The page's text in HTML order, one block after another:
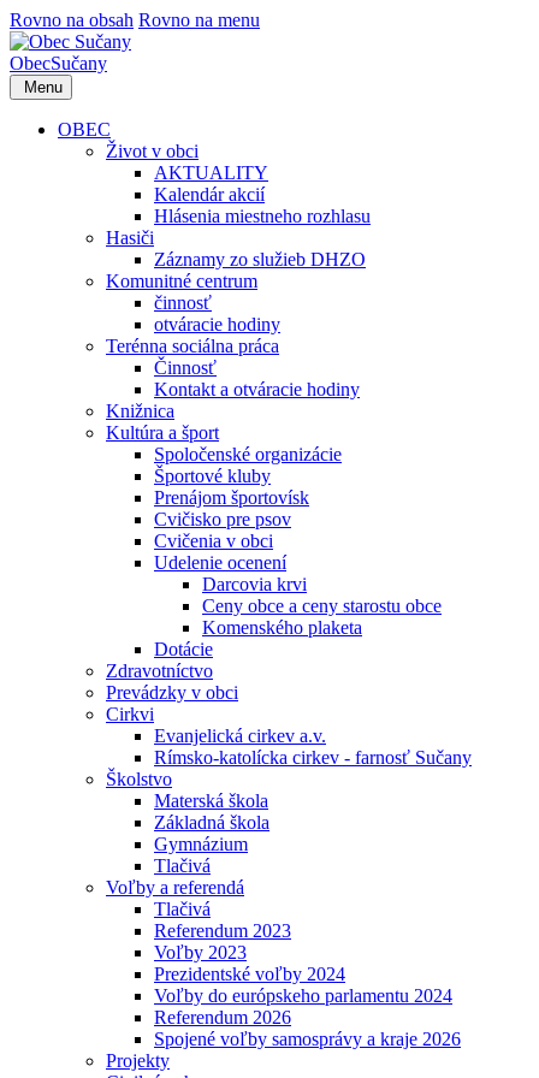
Rovno na obsah Rovno na menu
ObecSučany
Menu
OBEC
Život v obci
AKTUALITY
Kalendár akcií
Hlásenia miestneho rozhlasu
Hasiči
Záznamy zo služieb DHZO
Komunitné centrum
činnosť
otváracie hodiny
Terénna sociálna práca
Činnosť
Kontakt a otváracie hodiny
Knižnica
Kultúra a šport
Spoločenské organizácie
Športové kluby
Prenájom športovísk
Cvičisko pre psov
Cvičenia v obci
Udelenie ocenení
Darcovia krvi
Ceny obce a ceny starostu obce
Komenského plaketa
Dotácie
Zdravotníctvo
Prevádzky v obci
Cirkvi
Evanjelická cirkev a.v.
Rímsko-katolícka cirkev - farnosť Sučany
Školstvo
Materská škola
Základná škola
Gymnázium
Tlačivá
Voľby a referendá
Tlačivá
Referendum 2023
Voľby 2023
Prezidentské voľby 2024
Voľby do európskeho parlamentu 2024
Referendum 2026
Spojené voľby samosprávy a kraje 2026
Projekty